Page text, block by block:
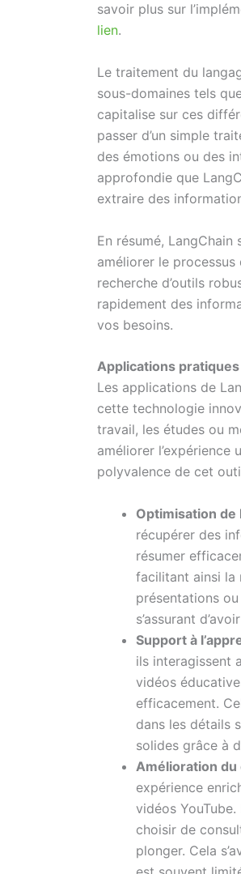
savoir plus sur
lien.
Le traitement du
sous-domaines tels
capitalise sur ces
passer d’un simple
des émotions ou des
approfondie que
extraire des
En résumé,
améliorer le
recherche d’outils
rapidement des
vos besoins.
Applications pratiques
Les applications de
cette technologie
travail, les études ou
améliorer l’expérience
polyvalence de cet
Optimisation de
récupérer des
résumer
facilitant ainsi la
présentations
s’assurant
Support à
ils interagissent
vidéos
efficacement.
dans les détails
solides grâce à
Amélioration
expérience
vidéos
choisir de
plonger. Cela